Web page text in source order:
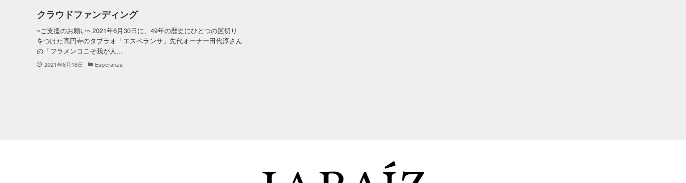
クラウドファンディング
~ご支援のお願い~ 2021年6月30日に、49年の歴史にひとつの区切り
をつけた高円寺のタブラオ「エスペランサ」先代オーナー田代淳さん
の「フラメンコこそ我が人…
2021年8月18日 Esperanza